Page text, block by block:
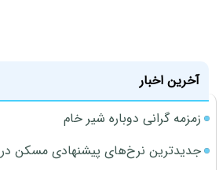
آخرین اخبار
زمزمه گرانی دوباره شیر خام
جدیدترین نرخ‌های پیشنهادی مسکن در 10 محله تهران